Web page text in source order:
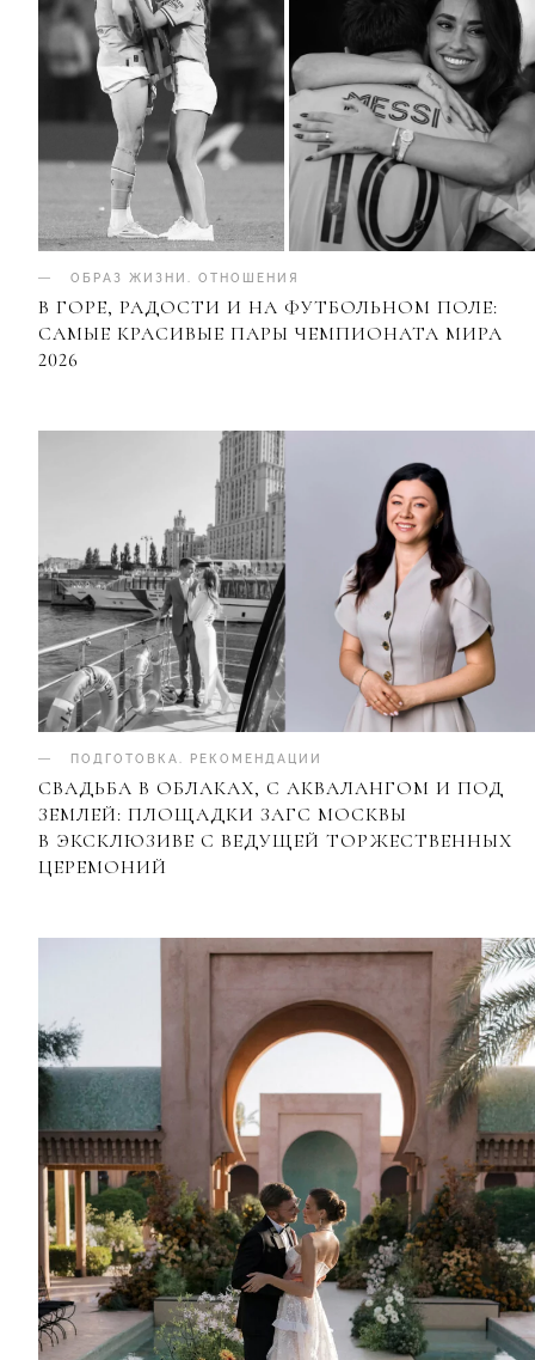
ОБРАЗ ЖИЗНИ ОТНОШЕНИЯ
В ГОРЕ, РАДОСТИ И НА ФУТБОЛЬНОМ ПОЛЕ:
САМЫЕ КРАСИВЫЕ ПАРЫ ЧЕМПИОНАТА МИРА
2026
ПОДГОТОВКА. РЕКОМЕНДАЦИИ
СВАДЬБА В ОБЛАКАХ, С АКВАЛАНГОМ И ПОД
ЗЕМЛЕЙ: ПЛОЩАДКИ ЗАГС МОСКВЫ
В ЭКСКЛЮЗИВЕ С ВЕДУЩЕЙ ТОРЖЕСТВЕННЫХ
ЦЕРЕМОНИЙ